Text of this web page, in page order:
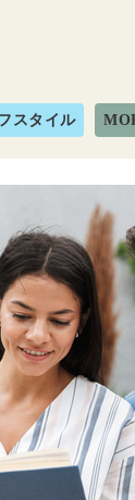
スタイル